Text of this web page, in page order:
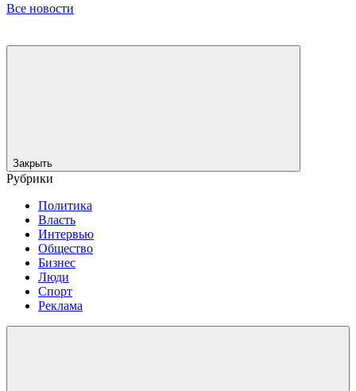
Все новости
Закрыть
Рубрики
Политика
Власть
Интервью
Общество
Бизнес
Люди
Спорт
Реклама